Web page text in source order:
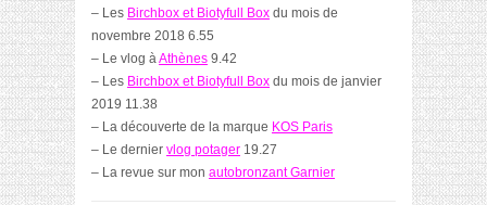
– Les Birchbox et Biotyfull Box du mois de
novembre 2018 6.55
– Le vlog àAthènes 9.42
– Les Birchbox et Biotyfull Box du mois de janvier
2019 11.38
– La découverte de la marque KOS Paris
– Le dernier vlog potager 19.27
– La revue sur mon autobronzant Garnier